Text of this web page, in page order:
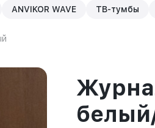
ANVIKOR WAVE ТВ-тумбы